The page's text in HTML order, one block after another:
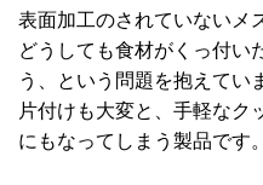
表面加工のされていないメ
どうしても食材がくっ付い
う、という問題を抱えてい
片付けも大変と、手軽なク
にもなってしまう製品です。